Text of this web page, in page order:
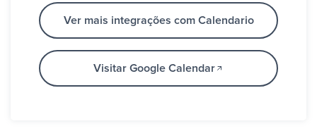
Ver mais integrações com Calendario
Visitar Google Calendar